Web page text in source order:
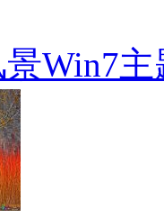
Win7主